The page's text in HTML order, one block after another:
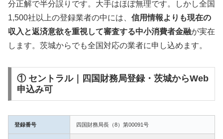
分正解で半分誤りです。大手はほぼ無理です。しかし全国
1,500社以上の登録業者の中には、 信用情報よりも現在の
収入と返済意欲を重視して審査する中小消費者金融が実在
します。茨城からでも全国対応の業者に申し込めます。
① セントラル｜四国財務局登録・茨城からWeb
申込み可
登録番号 四国財務局長（8）第00091号